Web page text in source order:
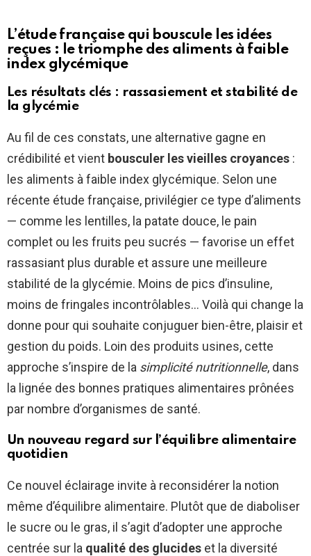
L’étude française qui bouscule les idées
reçues : le triomphe des aliments à faible
index glycémique
Les résultats clés : rassasiement et stabilité de
la glycémie
Au fil de ces constats, une alternative gagne en
crédibilité et vient bousculer les vieilles croyances :
les aliments à faible index glycémique. Selon une
récente étude française, privilégier ce type d’aliments
— comme les lentilles, la patate douce, le pain
complet ou les fruits peu sucrés — favorise un effet
rassasiant plus durable et assure une meilleure
stabilité de la glycémie. Moins de pics d’insuline,
moins de fringales incontrôlables… Voilà qui change la
donne pour qui souhaite conjuguer bien-être, plaisir et
gestion du poids. Loin des produits usines, cette
approche s’inspire de la simplicité nutritionnelle, dans
la lignée des bonnes pratiques alimentaires prônées
par nombre d’organismes de santé.
Un nouveau regard sur l’équilibre alimentaire
quotidien
Ce nouvel éclairage invite à reconsidérer la notion
même d’équilibre alimentaire. Plutôt que de diaboliser
le sucre ou le gras, il s’agit d’adopter une approche
centrée sur la qualité des glucides et la diversité